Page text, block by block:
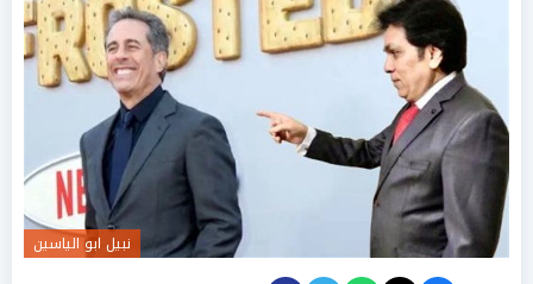
نبيل ابو الياسين